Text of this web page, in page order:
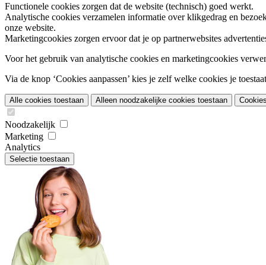
Functionele cookies zorgen dat de website (technisch) goed werkt.
Analytische cookies verzamelen informatie over klikgedrag en
onze website.
Marketingcookies zorgen ervoor dat je op partnerwebsites
Voor het gebruik van analytische cookies en marketingcookies
Via de knop ‘Cookies aanpassen’ kies je zelf welke cookies je
Alle cookies toestaan Alleen noodzakelijke cookies toestaan
Noodzakelijk
Marketing
Analytics
Selectie toestaan